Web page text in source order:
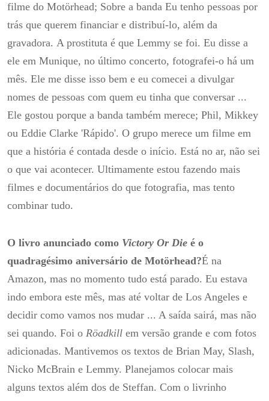
filme do Motörhead; Sobre a banda Eu tenho pessoas por
trás que querem financiar e distribuí-lo, além da
gravadora. A prostituta é que Lemmy se foi. Eu disse a
ele em Munique, no último concerto, fotografei-o há um
mês. Ele me disse isso bem e eu comecei a divulgar
nomes de pessoas com quem eu tinha que conversar ...
Ele gostou porque a banda também merece; Phil, Mikkey
ou Eddie Clarke 'Rápido'. O grupo merece um filme em
que a história é contada desde o início. Está no ar, não sei
o que vai acontecer. Ultimamente estou fazendo mais
filmes e documentários do que fotografia, mas tento
combinar tudo.
O livro anunciado como Victory Or Die é o
quadragésimo aniversário de Motörhead?É na
Amazon, mas no momento tudo está parado. Eu estava
indo embora este mês, mas até voltar de Los Angeles e
decidir como vamos nos mudar ... A saída sairá, mas não
sei quando. Foi o Röadkill em versão grande e com fotos
adicionadas. Mantivemos os textos de Brian May, Slash,
Nicko McBrain e Lemmy. Planejamos colocar mais
alguns textos além dos de Steffan. Com o livrinho